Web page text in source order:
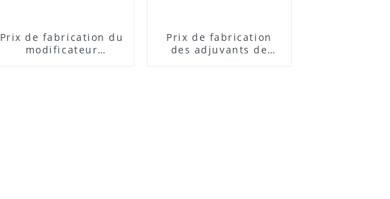
Prix ​​de fabrication du
modificateur
Prix ​​de fabrication
des adjuvants de